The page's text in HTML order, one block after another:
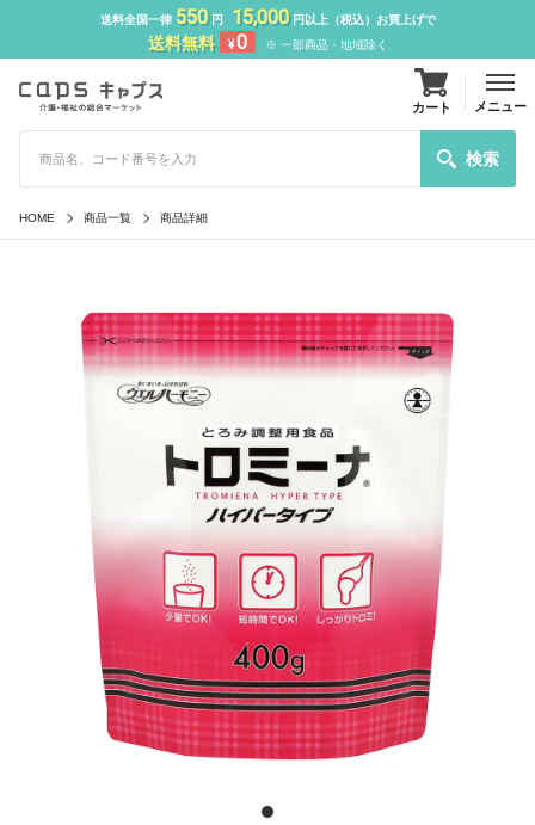
送料全国一律 550円 15,000円以上（税込）お買上げで
送料無料 ¥0 ※ 一部商品・地域除く
検索
カート メニュー
HOME 商品一覧 商品詳細